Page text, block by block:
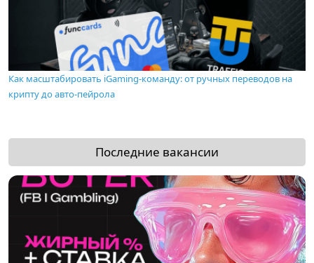
Как масштабировать iGaming-команду: от ручных переводов на
крипту до авто-пейрола
Последние вакансии